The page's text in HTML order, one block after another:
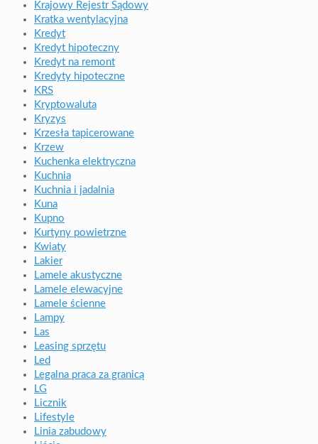
Krajowy Rejestr Sądowy
Kratka wentylacyjna
Kredyt
Kredyt hipoteczny
Kredyt na remont
Kredyty hipoteczne
KRS
Kryptowaluta
Kryzys
Krzesła tapicerowane
Krzew
Kuchenka elektryczna
Kuchnia
Kuchnia i jadalnia
Kuna
Kupno
Kurtyny powietrzne
Kwiaty
Lakier
Lamele akustyczne
Lamele elewacyjne
Lamele ścienne
Lampy
Las
Leasing sprzętu
Led
Legalna praca za granicą
LG
Licznik
Lifestyle
Linia zabudowy